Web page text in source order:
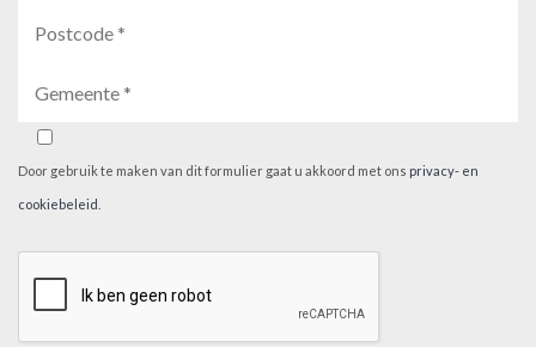
Door gebruik te maken van dit formulier gaat u akkoord met ons privacy- en
cookiebeleid